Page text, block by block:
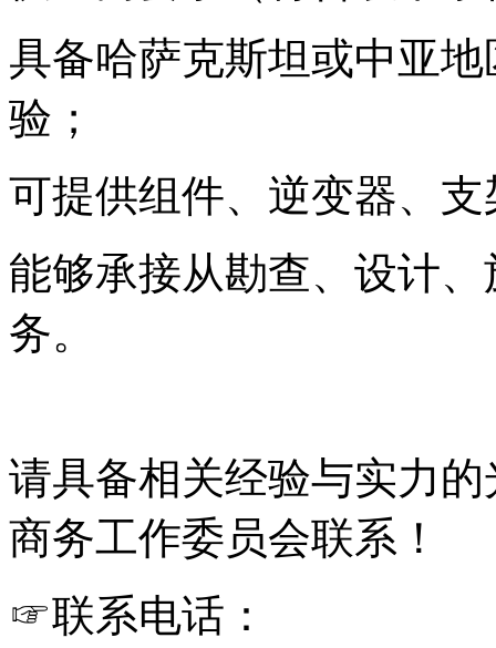
具备哈萨克斯坦或中亚
验；
可提供组件、逆变器、
能够承接从勘查、设计
务。
请具备相关经验与实力
商务工作委员会联系！
☞联系电话：